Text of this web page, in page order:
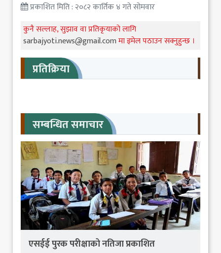
प्रकाशित मिति : २०८२ कार्तिक ४ गते सोमवार
कुनै सल्लाह, सुझाव वा प्रतिकृयाको लागि
sarbajyoti.news@gmail.comमा इमेल पठाउन सक्नुहुन्छ ।
प्रतिक्रिया
सम्बन्धित समाचार
एसईई पुरक परीक्षाको नतिजा प्रकाशित